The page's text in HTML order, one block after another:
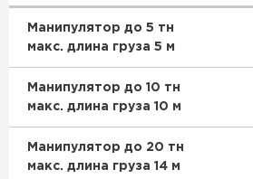
Манипулятор до 5 тн
макс. длина груза 5 м
Манипулятор до 10 тн
макс. длина груза 10 м
Манипулятор до 20 тн
макс. длина груза 14 м
ПЕРЕЙТИ
Утеплитель